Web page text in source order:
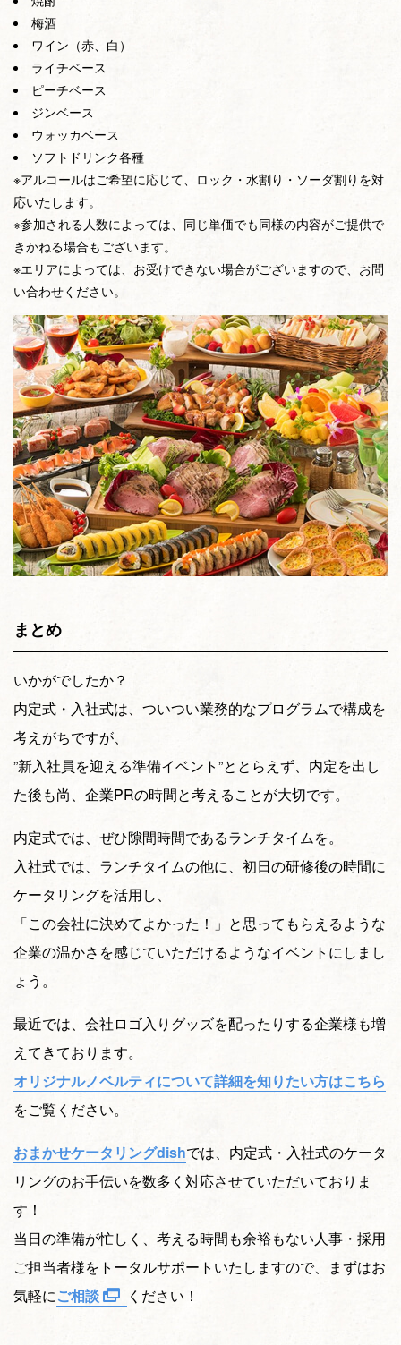
梅酒
ワイン（赤、白）
ライチベース
ピーチベース
ジンベース
ウォッカベース
ソフトドリンク各種
※アルコールはご希望に応じて、ロック・水割り・ソーダ割りを対
応いたします。
※参加される人数によっては、同じ単価でも同様の内容がご提供で
きかねる場合もございます。
※エリアによっては、お受けできない場合がございますので、お問
い合わせください。
まとめ
いかがでしたか？
内定式・入社式は、ついつい業務的なプログラムで構成を
考えがちですが、
”新入社員を迎える準備イベント”ととらえず、内定を出し
た後も尚、企業PRの時間と考えることが大切です。
内定式では、ぜひ隙間時間であるランチタイムを。
入社式では、ランチタイムの他に、初日の研修後の時間に
ケータリングを活用し、
「この会社に決めてよかった！」と思ってもらえるような
企業の温かさを感じていただけるようなイベントにしまし
ょう。
最近では、会社ロゴ入りグッズを配ったりする企業様も増
えてきております。
オリジナルノベルティについて詳細を知りたい方はこちら
をご覧ください。
おまかせケータリングdishでは、内定式・入社式のケータ
リングのお手伝いを数多く対応させていただいておりま
す！
当日の準備が忙しく、考える時間も余裕もない人事・採用
ご担当者様をトータルサポートいたしますので、まずはお
気軽にご相談 ください！